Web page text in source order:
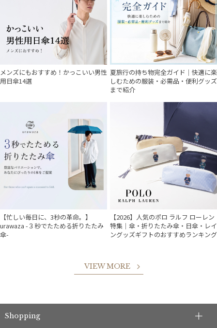
件
メンズにもおすすめ！かっこいい男性
用日傘14選
夏旅行の持ち物完全ガイド｜快適に楽
しむための服装・必需品・便利グッズ
まで紹介
【忙しい毎日に、3秒の革命。】
urawaza -３秒でたためる折りたたみ
傘-
【2026】人気のポロ ラルフ ローレン
特集｜傘・折りたたみ傘・日傘・レイ
ングッズギフトのおすすめランキング
VIEW MORE
Shopping